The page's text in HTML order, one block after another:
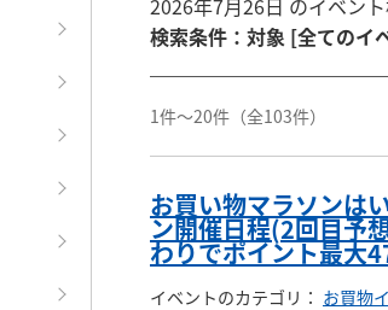
検索条件 ： 対象 [全てのイ
1件～20件 （全103件）
お買い物マラソンは
ン開催日程(2回目予
わりでポイント最大
イベントのカテゴリ ： お買物